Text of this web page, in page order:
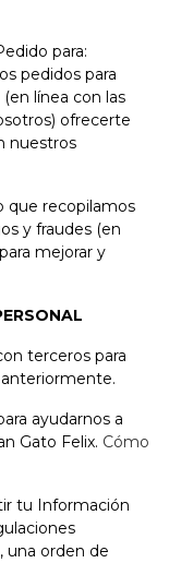
para:
pedidos para
línea con las
ofrecerte
nuestros
que recopilamos
y fraudes (en
mejorar y
terceros para
ayudarnos a
Gato Felix. Cómo
tu Información
una orden de